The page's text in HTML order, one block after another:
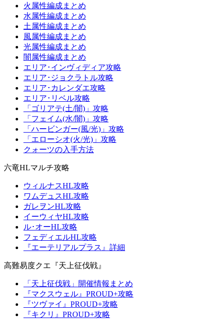
火属性編成まとめ
水属性編成まとめ
土属性編成まとめ
風属性編成まとめ
光属性編成まとめ
闇属性編成まとめ
エリア･インヴィディア攻略
エリア･ジョクラトル攻略
エリア･カレンダエ攻略
エリア･リベル攻略
「ゴリアテ(土/闇)」攻略
「フェイム(水/闇)」攻略
「ハービンガー(風/光)」攻略
「エローシオ(火/光)」攻略
クォーツの入手方法
六竜HLマルチ攻略
ウィルナスHL攻略
ワムデュスHL攻略
ガレヲンHL攻略
イーウィヤHL攻略
ル･オーHL攻略
フェディエルHL攻略
『エーテリアルプラス』詳細
高難易度クエ『天上征伐戦』
「天上征伐戦」開催情報まとめ
『マクスウェル』PROUD+攻略
『ツヴァイ』PROUD+攻略
『キクリ』PROUD+攻略